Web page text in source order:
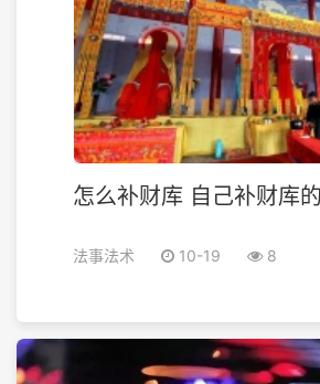
怎么补财库 自己补财库
法事法术 10-19 8